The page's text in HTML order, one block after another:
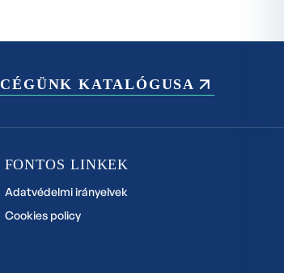
CÉGÜNK KATALÓGUSA
FONTOS LINKEK
Adatvédelmi irányelvek
Cookies policy